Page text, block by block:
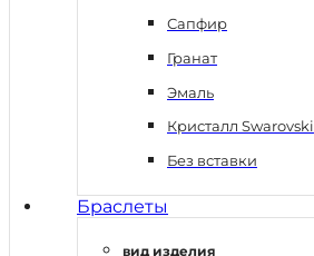
Сапфир
Гранат
Эмаль
Кристалл Swarovski
Без вставки
Браслеты
вид изделия